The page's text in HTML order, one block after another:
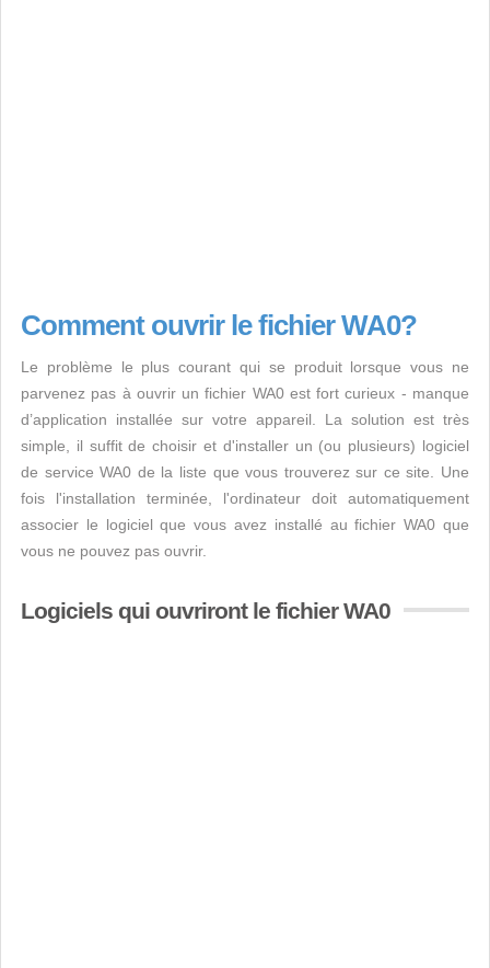
Comment ouvrir le fichier WA0?
Le problème le plus courant qui se produit lorsque vous ne
parvenez pas à ouvrir un fichier WA0 est fort curieux - manque
d’application installée sur votre appareil. La solution est très
simple, il suffit de choisir et d'installer un (ou plusieurs) logiciel
de service WA0 de la liste que vous trouverez sur ce site. Une
fois l'installation terminée, l'ordinateur doit automatiquement
associer le logiciel que vous avez installé au fichier WA0 que
vous ne pouvez pas ouvrir.
Logiciels qui ouvriront le fichier WA0